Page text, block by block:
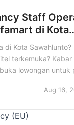
Staff
di Kota
Terbaru
di Kota
terkemuka?
lowongan untuk
buat kamu yang
ini! Artikel ini
Aug 16,
(EU)